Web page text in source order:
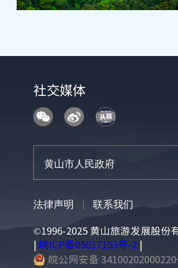
社交媒体
法律声明 | 联系我们
©1996-2025 黄山旅游发展股份
皖ICP备05017153号-2
皖公网安备 34100202000220